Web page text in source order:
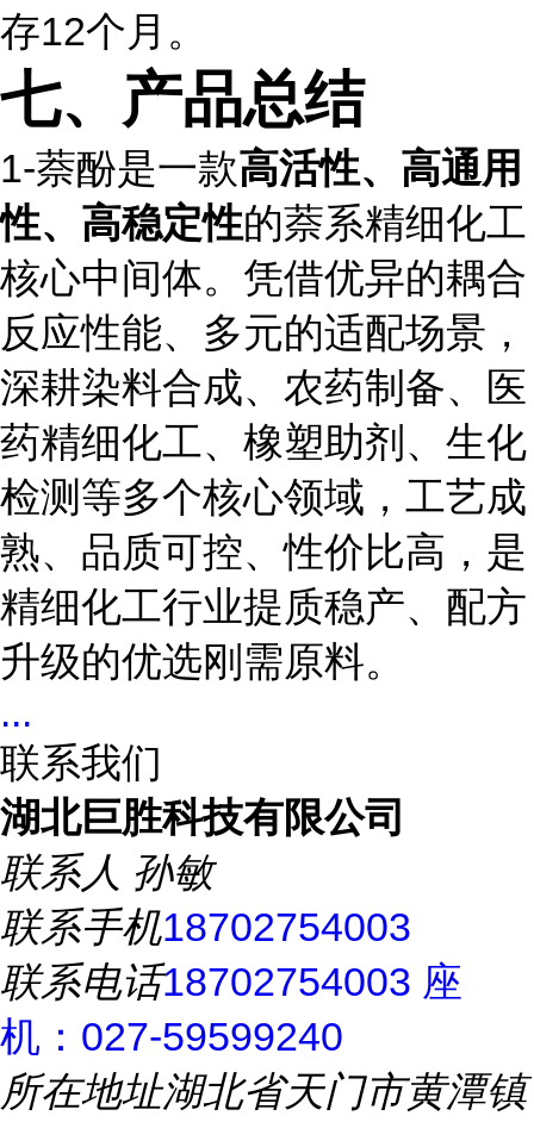
存12个月。
七、产品总结
1-萘酚是一款高活性、高通用
性、高稳定性的萘系精细化工
核心中间体。凭借优异的耦合
反应性能、多元的适配场景，
深耕染料合成、农药制备、医
药精细化工、橡塑助剂、生化
检测等多个核心领域，工艺成
熟、品质可控、性价比高，是
精细化工行业提质稳产、配方
升级的优选刚需原料。
...
联系我们
湖北巨胜科技有限公司
联系人 孙敏
联系手机18702754003
联系电话18702754003 座
机：027-59599240
所在地址湖北省天门市黄潭镇